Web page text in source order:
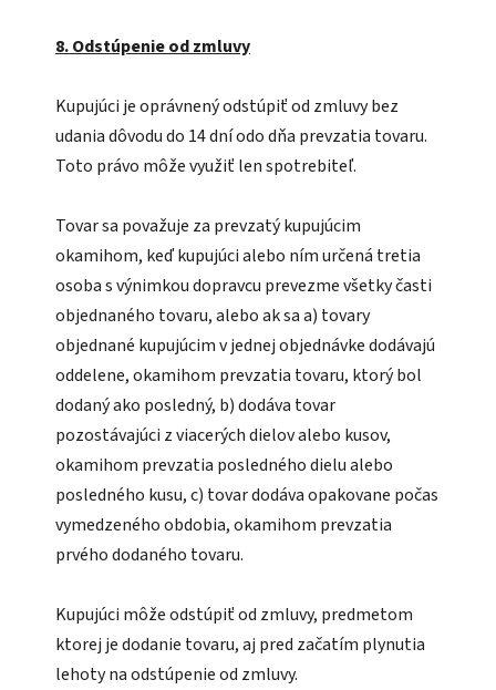
8. Odstúpenie od zmluvy
Kupujúci je oprávnený odstúpiť od zmluvy bez
udania dôvodu do 14 dní odo dňa prevzatia tovaru.
Toto právo môže využiť len spotrebiteľ.
Tovar sa považuje za prevzatý kupujúcim
okamihom, keď kupujúci alebo ním určená tretia
osoba s výnimkou dopravcu prevezme všetky časti
objednaného tovaru, alebo ak sa a) tovary
objednané kupujúcim v jednej objednávke dodávajú
oddelene, okamihom prevzatia tovaru, ktorý bol
dodaný ako posledný, b) dodáva tovar
pozostávajúci z viacerých dielov alebo kusov,
okamihom prevzatia posledného dielu alebo
posledného kusu, c) tovar dodáva opakovane počas
vymedzeného obdobia, okamihom prevzatia
prvého dodaného tovaru.
Kupujúci môže odstúpiť od zmluvy, predmetom
ktorej je dodanie tovaru, aj pred začatím plynutia
lehoty na odstúpenie od zmluvy.